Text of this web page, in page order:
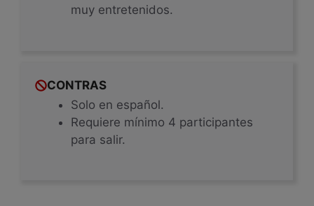
muy entretenidos.
CONTRAS
Solo en español.
Requiere mínimo 4 participantes
para salir.